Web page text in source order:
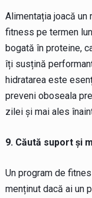
Alimentația joacă un
fitness pe termen
bogată în proteine,
îți susțină
hidratarea este
preveni oboseala
zilei și mai ales
9. Căută suport și
Un program de
menținut dacă ai un